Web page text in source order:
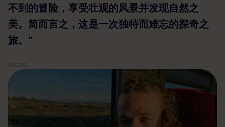
不到的冒险，享受壮观的风景并发现自然之
美。简而言之，这是一次独特而难忘的探奇之
旅。”
Lucas